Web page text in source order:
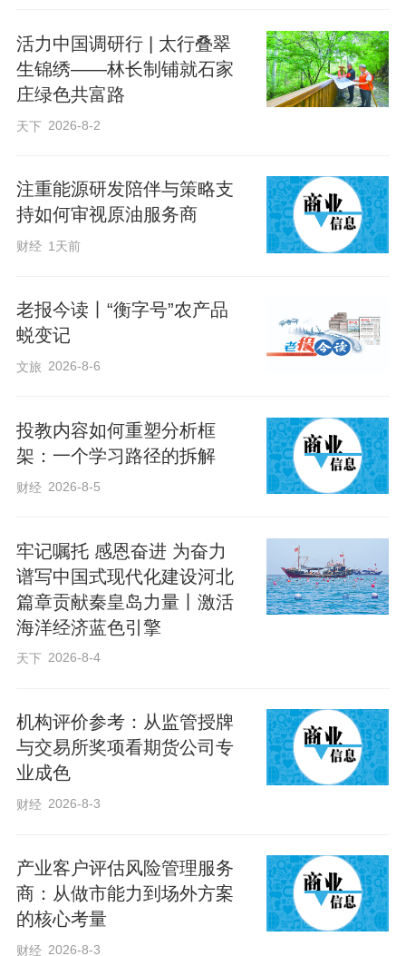
罩、安全入座。谈起工作是否辛苦，苗素
梅总是在言语中透露着一份担当，一份豁
达：“春节期间，大家都是高高兴兴外出，
几乎每年春节苗素梅都在岗,虽不能按时回
家吃团圆饭，交了车到家往往已是晚上9时
多，但家人没有埋怨，都很支持，这给了
她很大的动力。“为了给乘客提供更优质的
服务，我们12路车队一直在打造标杆路
梅淡淡地笑着说，她喜欢这份工作，能为
市民在春节期间出行提供便利，再辛苦她
也觉得值得。
由于自己工作的特殊性，平时接送孩子上
下学、做饭、打扫卫生等都是她的爱人一
手操持。一年360多天，苗素梅披星戴月、
活力中国调研行 | 太行叠翠
生锦绣——林长制铺就石家
庄绿色共富路
天下 2026-8-2
注重能源研发陪伴与策略支
持如何审视原油服务商
财经 1天前
老报今读丨“衡字号”农产品
蜕变记
文旅 2026-8-6
投教内容如何重塑分析框
架：一个学习路径的拆解
财经 2026-8-5
牢记嘱托 感恩奋进 为奋力
谱写中国式现代化建设河北
篇章贡献秦皇岛力量丨激活
海洋经济蓝色引擎
天下 2026-8-4
机构评价参考：从监管授牌
与交易所奖项看期货公司专
业成色
财经 2026-8-3
产业客户评估风险管理服务
商：从做市能力到场外方案
的核心考量
财经 2026-8-3